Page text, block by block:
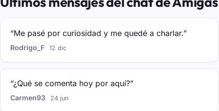
“Me pasé por curiosidad y me quedé a charlar.”
Rodrigo_F 12 dic
“¿Qué se comenta hoy por aquí?”
Carmen93 24 jun